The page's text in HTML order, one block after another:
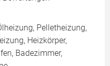
Pelletheizung,
Heizkörper,
Badezimmer,